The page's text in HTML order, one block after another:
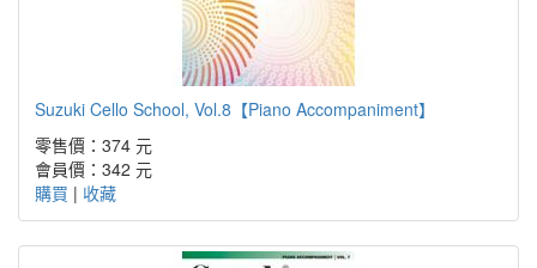
Suzuki Cello School, Vol.8【Piano Accompaniment】
零售價：374 元
會員價：342 元
購買 | 收藏